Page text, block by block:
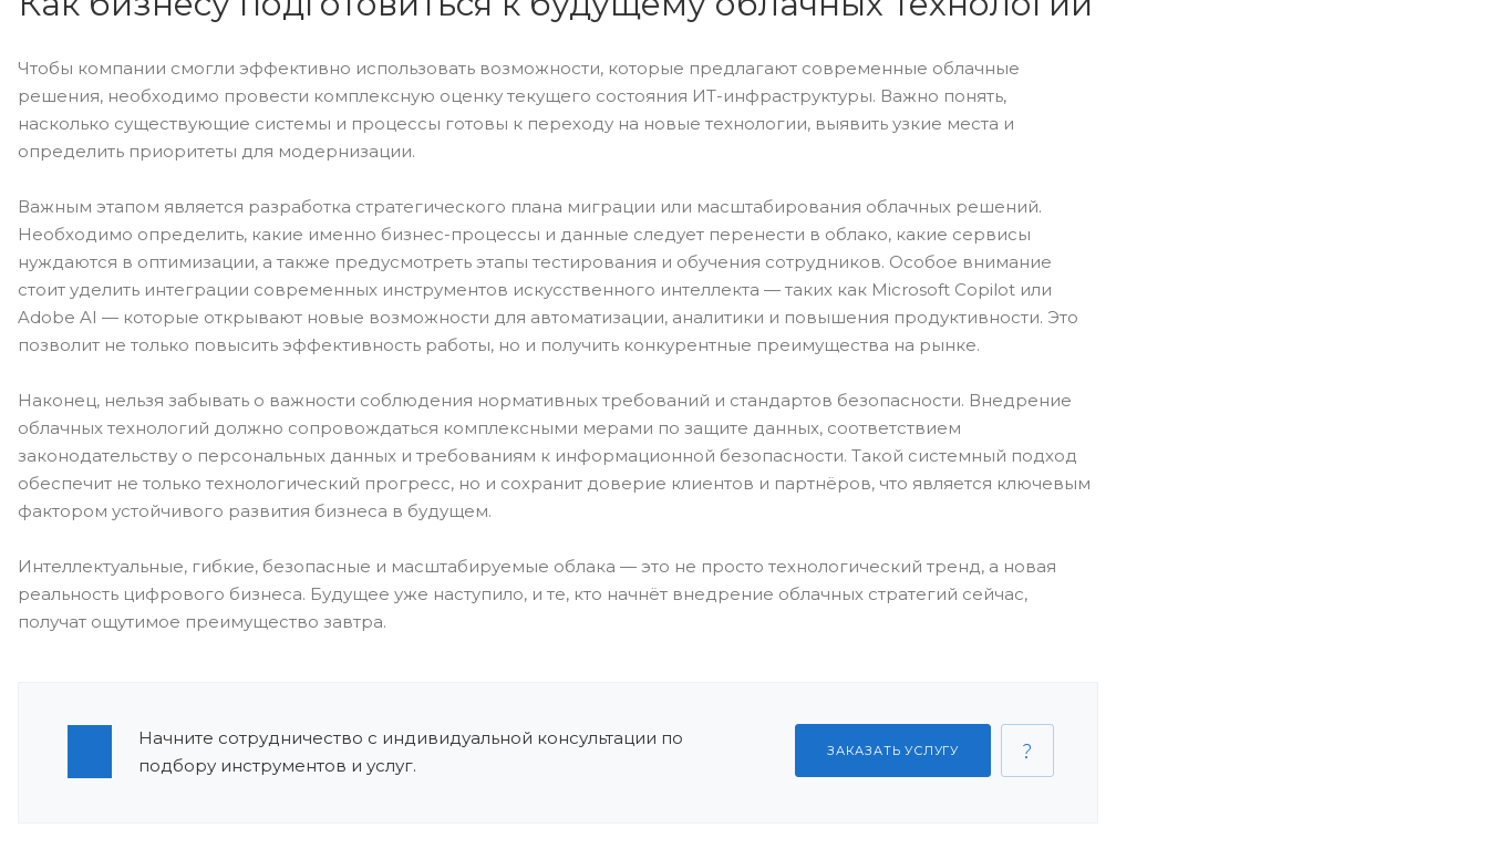
Чтобы компании смогли эффективно использовать возможности, которые предлагают современные облачные
решения, необходимо провести комплексную оценку текущего состояния ИТ-инфраструктуры. Важно понять,
насколько существующие системы и процессы готовы к переходу на новые технологии, выявить узкие места и
определить приоритеты для модернизации.
Важным этапом является разработка стратегического плана миграции или масштабирования облачных решений.
Необходимо определить, какие именно бизнес-процессы и данные следует перенести в облако, какие сервисы
нуждаются в оптимизации, а также предусмотреть этапы тестирования и обучения сотрудников. Особое внимание
стоит уделить интеграции современных инструментов искусственного интеллекта — таких как Microsoft Copilot или
Adobe AI — которые открывают новые возможности для автоматизации, аналитики и повышения продуктивности. Это
позволит не только повысить эффективность работы, но и получить конкурентные преимущества на рынке.
Наконец, нельзя забывать о важности соблюдения нормативных требований и стандартов безопасности. Внедрение
облачных технологий должно сопровождаться комплексными мерами по защите данных, соответствием
законодательству о персональных данных и требованиям к информационной безопасности. Такой системный подход
обеспечит не только технологический прогресс, но и сохранит доверие клиентов и партнёров, что является ключевым
фактором устойчивого развития бизнеса в будущем.
Интеллектуальные, гибкие, безопасные и масштабируемые облака — это не просто технологический тренд, а новая
реальность цифрового бизнеса. Будущее уже наступило, и те, кто начнёт внедрение облачных стратегий сейчас,
получат ощутимое преимущество завтра.
Начните сотрудничество с индивидуальной консультации по
подбору инструментов и услуг.
ЗАКАЗАТЬ УСЛУГУ